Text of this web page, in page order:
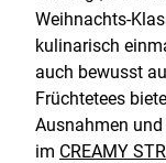
Weihnachts-
kulinarisch
auch bewusst
Früchtetees
Ausnahmen
im CREAMY